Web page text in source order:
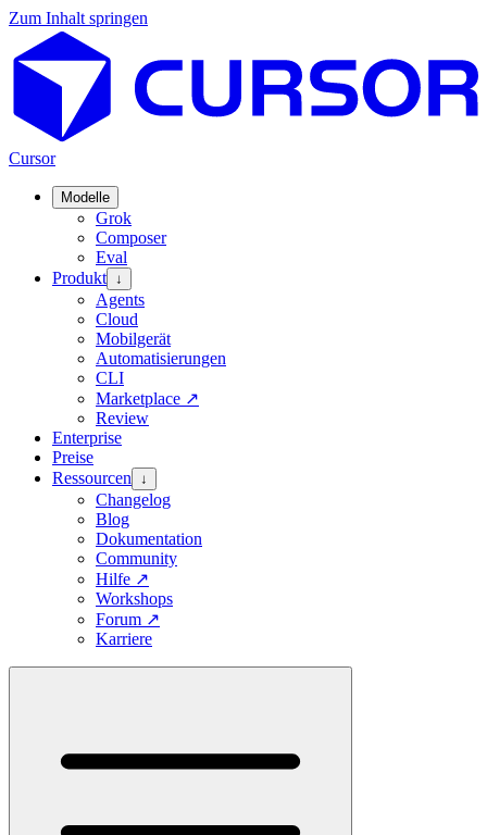
Zum Inhalt springen
Cursor
Modelle
Grok
Composer
Eval
Produkt ↓
Agents
Cloud
Mobilgerät
Automatisierungen
CLI
Marketplace ↗
Review
Enterprise
Preise
Ressourcen
↓
Changelog
Blog
Dokumentation
Community
Hilfe ↗
Workshops
Forum ↗
Karriere